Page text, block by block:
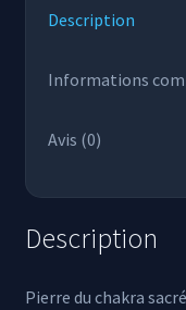
Description
Informations
Avis (0)
Description
Pierre du chakra